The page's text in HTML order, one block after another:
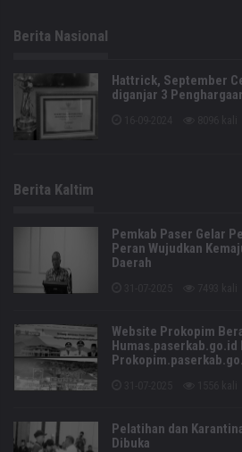
Berita Nasional
Hattrick, September
diganjar 3
Berita Kaltim
Pemkab Paser Gelar
Peran Wujudkan
Daerah
Website Prokopim
Humas.paserkab.go.id
Pelatihan dan
Dibuka